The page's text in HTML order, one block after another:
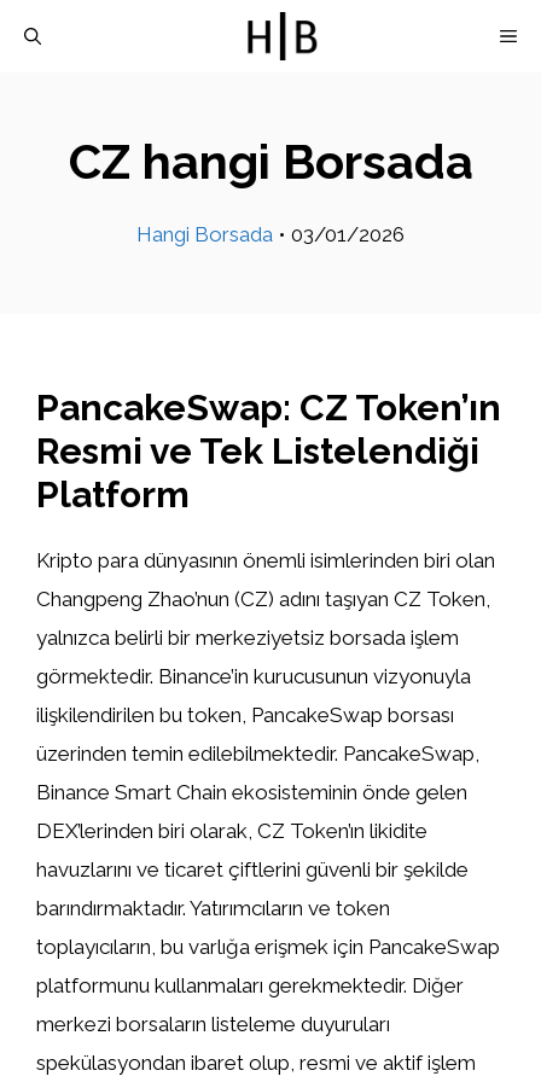
CZ hangi Borsada
Hangi Borsada • 03/01/2026
PancakeSwap: CZ Token’ın
Resmi ve Tek Listelendiği
Platform
Kripto para dünyasının önemli isimlerinden biri olan
Changpeng Zhao’nun (CZ) adını taşıyan CZ Token,
yalnızca belirli bir merkeziyetsiz borsada işlem
görmektedir. Binance’in kurucusunun vizyonuyla
ilişkilendirilen bu token, PancakeSwap borsası
üzerinden temin edilebilmektedir. PancakeSwap,
Binance Smart Chain ekosisteminin önde gelen
DEX’lerinden biri olarak, CZ Token’ın likidite
havuzlarını ve ticaret çiftlerini güvenli bir şekilde
barındırmaktadır. Yatırımcıların ve token
toplayıcıların, bu varlığa erişmek için PancakeSwap
platformunu kullanmaları gerekmektedir. Diğer
merkezi borsaların listeleme duyuruları
spekülasyondan ibaret olup, resmi ve aktif işlem